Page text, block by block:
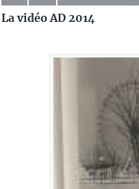
La vidéo AD 2014